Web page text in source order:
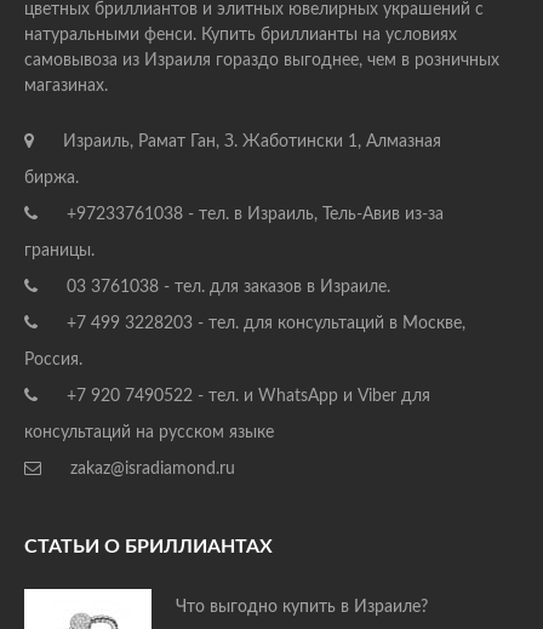
цветных бриллиантов и элитных ювелирных украшений с
натуральными фенси. Купить бриллианты на условиях
самовывоза из Израиля гораздо выгоднее, чем в розничных
магазинах.
Израиль, Рамат Ган, З. Жаботински 1, Алмазная
биржа.
+97233761038 - тел. в Израиль, Тель-Авив из-за
границы.
03 3761038 - тел. для заказов в Израиле.
+7 499 3228203 - тел. для консультаций в Москве,
Россия.
+7 920 7490522 - тел. и WhatsApp и Viber для
консультаций на русском языке
zakaz@isradiamond.ru
СТАТЬИ О БРИЛЛИАНТАХ
Что выгодно купить в Израиле?